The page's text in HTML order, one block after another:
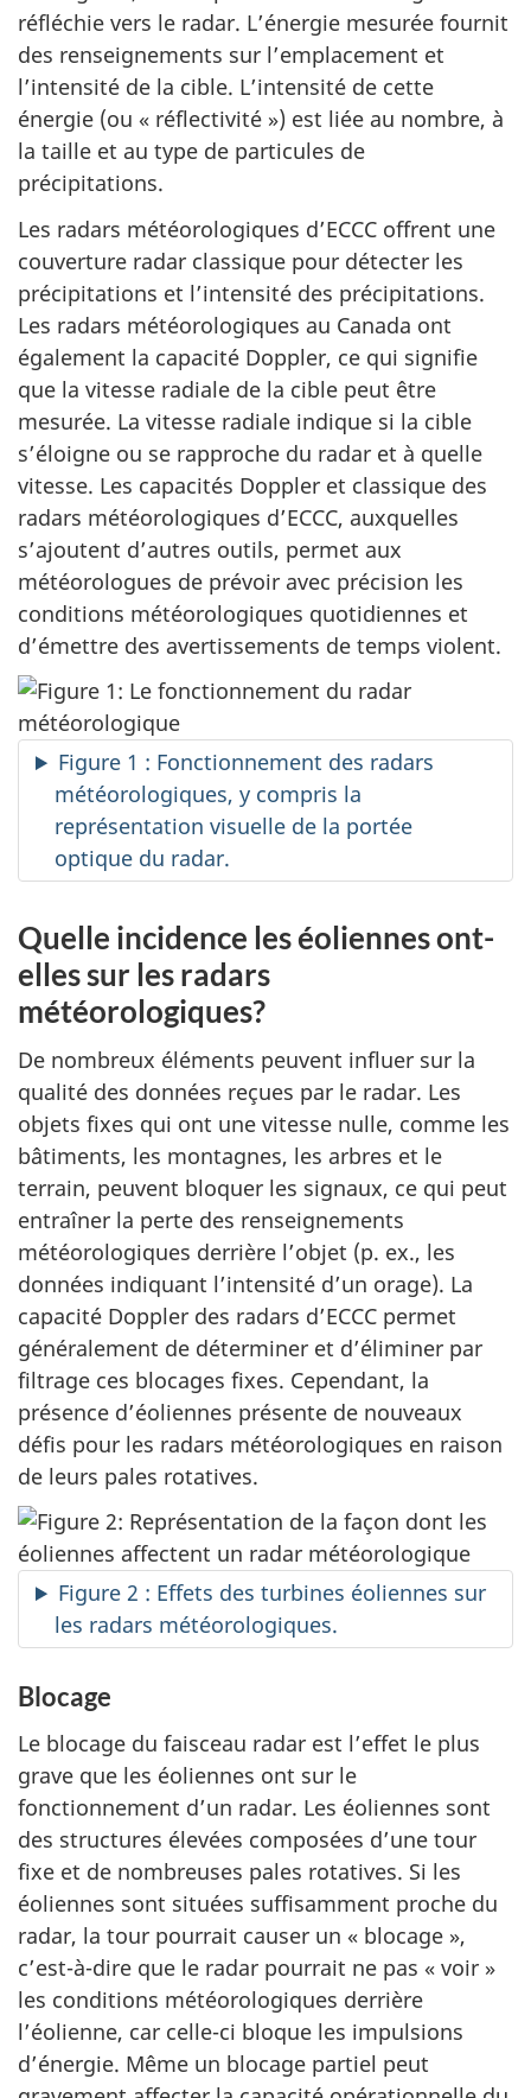
réfléchie vers le radar. L’énergie mesurée fournit
des renseignements sur l’emplacement et
l’intensité de la cible. L’intensité de cette
énergie (ou « réflectivité ») est liée au nombre, à
la taille et au type de particules de
précipitations.
Les radars météorologiques d’ECCC offrent une
couverture radar classique pour détecter les
précipitations et l’intensité des précipitations.
Les radars météorologiques au Canada ont
également la capacité Doppler, ce qui signifie
que la vitesse radiale de la cible peut être
mesurée. La vitesse radiale indique si la cible
s’éloigne ou se rapproche du radar et à quelle
vitesse. Les capacités Doppler et classique des
radars météorologiques d’ECCC, auxquelles
s’ajoutent d’autres outils, permet aux
météorologues de prévoir avec précision les
conditions météorologiques quotidiennes et
d’émettre des avertissements de temps violent.
Figure 1 : Fonctionnement des radars
météorologiques, y compris la
représentation visuelle de la portée
optique du radar.
Quelle incidence les éoliennes ont-
elles sur les radars
météorologiques?
De nombreux éléments peuvent influer sur la
qualité des données reçues par le radar. Les
objets fixes qui ont une vitesse nulle, comme les
bâtiments, les montagnes, les arbres et le
terrain, peuvent bloquer les signaux, ce qui peut
entraîner la perte des renseignements
météorologiques derrière l’objet (p. ex., les
données indiquant l’intensité d’un orage). La
capacité Doppler des radars d’ECCC permet
généralement de déterminer et d’éliminer par
filtrage ces blocages fixes. Cependant, la
présence d’éoliennes présente de nouveaux
défis pour les radars météorologiques en raison
de leurs pales rotatives.
Figure 2 : Effets des turbines éoliennes sur
les radars météorologiques.
Blocage
Le blocage du faisceau radar est l’effet le plus
grave que les éoliennes ont sur le
fonctionnement d’un radar. Les éoliennes sont
des structures élevées composées d’une tour
fixe et de nombreuses pales rotatives. Si les
éoliennes sont situées suffisamment proche du
radar, la tour pourrait causer un « blocage »,
c’est-à-dire que le radar pourrait ne pas « voir »
les conditions météorologiques derrière
l’éolienne, car celle-ci bloque les impulsions
d’énergie. Même un blocage partiel peut